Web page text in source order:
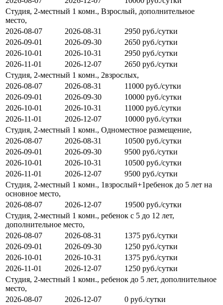
Студия, 2-местный 1 комн., Взрослый, дополнительное
место,
2026-08-07
2026-08-31
2950 руб./сутки
2026-09-01
2026-09-30
2650 руб./сутки
2026-10-01
2026-10-31
2950 руб./сутки
2026-11-01
2026-12-07
2650 руб./сутки
Студия, 2-местный 1 комн., 2взрослых,
2026-08-07
2026-08-31
11000 руб./сутки
2026-09-01
2026-09-30
10000 руб./сутки
2026-10-01
2026-10-31
11000 руб./сутки
2026-11-01
2026-12-07
10000 руб./сутки
Студия, 2-местный 1 комн., Одноместное размещение,
2026-08-07
2026-08-31
10500 руб./сутки
2026-09-01
2026-09-30
9500 руб./сутки
2026-10-01
2026-10-31
10500 руб./сутки
2026-11-01
2026-12-07
9500 руб./сутки
Студия, 2-местный 1 комн., 1взрослый+1ребенок до 5 лет на
основное место,
2026-08-07
2026-12-07
19500 руб./сутки
Студия, 2-местный 1 комн., ребенок с 5 до 12 лет,
дополнительное место,
2026-08-07
2026-08-31
1375 руб./сутки
2026-09-01
2026-09-30
1250 руб./сутки
2026-10-01
2026-10-31
1375 руб./сутки
2026-11-01
2026-12-07
1250 руб./сутки
Студия, 2-местный 1 комн., ребенок до 5 лет, дополнительное
место,
2026-08-07
2026-12-07
0 руб./сутки